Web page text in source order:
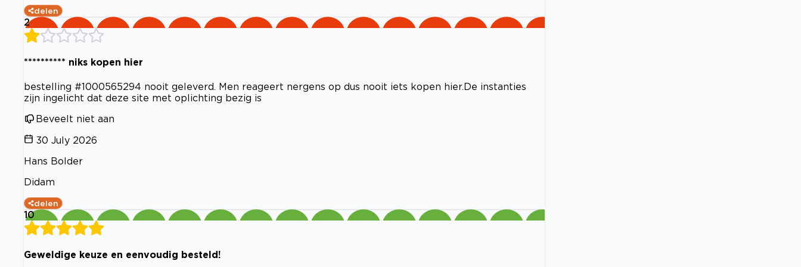
delen
2
********** niks kopen hier
bestelling #1000565294 nooit geleverd. Men reageert nergens op dus nooit iets kopen hier.De instanties
zijn ingelicht dat deze site met oplichting bezig is
Beveelt niet aan
30 July 2026
Hans Bolder
Didam
delen
10
Geweldige keuze en eenvoudig besteld!